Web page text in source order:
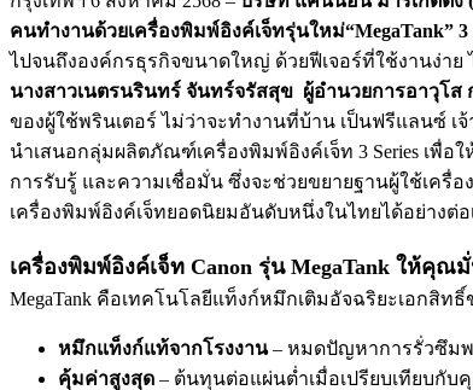
คนทำงานด้วยเครื่องพิมพ์อิงค์เจ็ทรุ่นใหม่“MegaTank” 3
ไปจนถึงองค์กรธุรกิจขนาดใหญ่ ด้วยฟีเจอร์ที่ใช้งานง่
นางสาวเนตรนรินทร์ จันทร์จรัสสุข ผู้อำนวยการอาวุโ
ของผู้ใช้พรินเตอร์ ไม่ว่าจะทำงานที่บ้าน เป็นฟรีแลนซ์ เ
นำเสนอกลุ่มผลิตภัณฑ์เครื่องพิมพ์อิงค์เจ็ท 3 Series เพื่อ
การรับรู้ และความเชื่อมั่น ซึ่งจะช่วยขยายฐานผู้ใช้เ
เครื่องพิมพ์อิงค์เจ็ทยอดนิยมอันดับหนึ่งในไทยได้อย่างต่อ
เครื่องพิมพ์อิงค์เจ็ท Canon รุ่น MegaTank ให้คุ
MegaTank คือเทคโนโลยีแท็งก์หมึกเติมอัจฉริยะเอก
หมึกแท็งก์แท้จากโรงงาน– หมดปัญหาการรั่วซึมพ
คุ้มค่าสูงสุด – ต้นทุนต่อแผ่นต่ำเมื่อเปรียบเทียบกั